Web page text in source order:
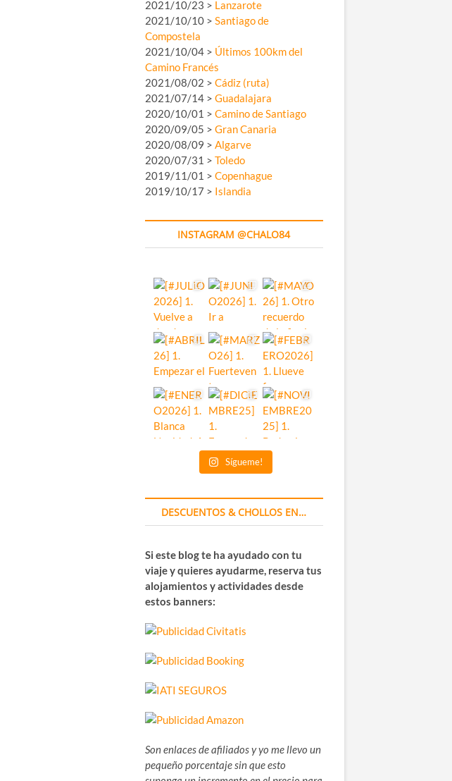
2021/10/23 > Lanzarote
2021/10/10 > Santiago de
Compostela
2021/10/04 > Últimos 100km del
Camino Francés
2021/08/02 > Cádiz (ruta)
2021/07/14 > Guadalajara
2020/10/01 > Camino de Santiago
2020/09/05 > Gran Canaria
2020/08/09 > Algarve
2020/07/31 > Toledo
2019/11/01 > Copenhague
2019/10/17 > Islandia
INSTAGRAM @CHALO84
Sígueme!
DESCUENTOS & CHOLLOS EN…
Si este blog te ha ayudado con tu
viaje y quieres ayudarme, reserva tus
alojamientos y actividades desde
estos banners:
Son enlaces de afiliados y yo me llevo un
pequeño porcentaje sin que esto